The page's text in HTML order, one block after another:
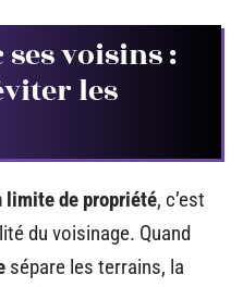
voisins :
les
limite de propriété, c’est
du voisinage. Quand
sépare les terrains, la